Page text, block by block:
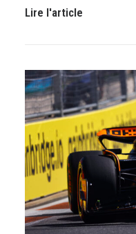
Lire l'article